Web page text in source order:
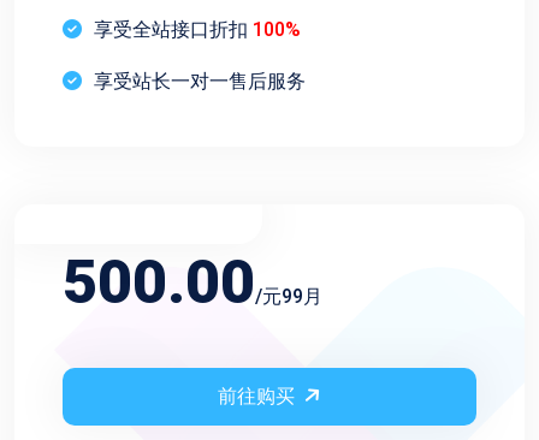
享受全站接口折扣 100%
享受站长一对一售后服务
500.00/元99月
前往购买